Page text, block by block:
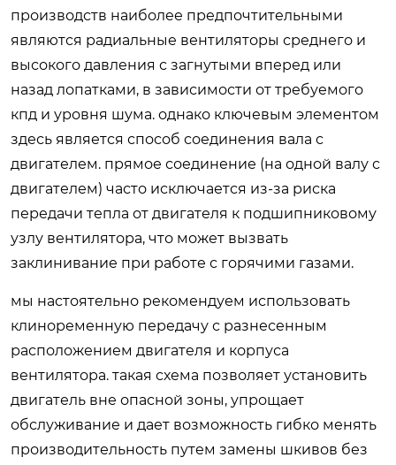
производств наиболее предпочтительными
являются радиальные вентиляторы среднего и
высокого давления с загнутыми вперед или
назад лопатками, в зависимости от требуемого
кпд и уровня шума. однако ключевым элементом
здесь является способ соединения вала с
двигателем. прямое соединение (на одной валу с
двигателем) часто исключается из-за риска
передачи тепла от двигателя к подшипниковому
узлу вентилятора, что может вызвать
заклинивание при работе с горячими газами.
мы настоятельно рекомендуем использовать
клиноременную передачу с разнесенным
расположением двигателя и корпуса
вентилятора. такая схема позволяет установить
двигатель вне опасной зоны, упрощает
обслуживание и дает возможность гибко менять
производительность путем замены шкивов без